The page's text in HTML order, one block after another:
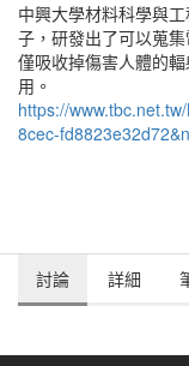
中興大學材料科學與
子，研發出了可以蒐
僅吸收掉傷害人體的
用。
https://
8cec-
討論 詳細